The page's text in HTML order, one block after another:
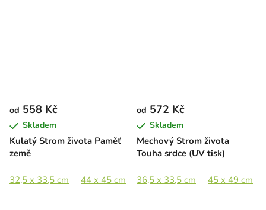
Kulatý Strom života Paměť
země
od 558 Kč
Skladem
32,5 x 33,5 cm 44 x 45 cm 58,5 x 60 cm 87 x 89 cm
Mechový Strom života
Touha srdce (UV tisk)
od 572 Kč
Skladem
36,5 x 33,5 cm 45 x 49 cm